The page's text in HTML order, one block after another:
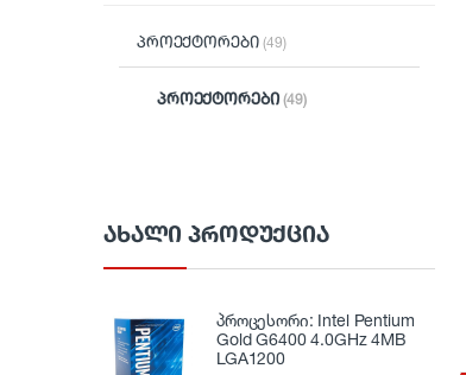
პროექტორები(49)
პროექტორები(49)
ᲐᲮᲐᲚᲘ ᲞᲠᲝᲓᲣᲥᲪᲘᲐ
პროცესორი: Intel Pentium
Gold G6400 4.0GHz 4MB
LGA1200